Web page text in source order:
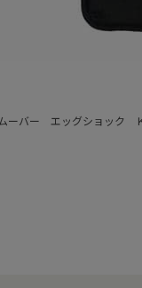
ーバー エッグショック